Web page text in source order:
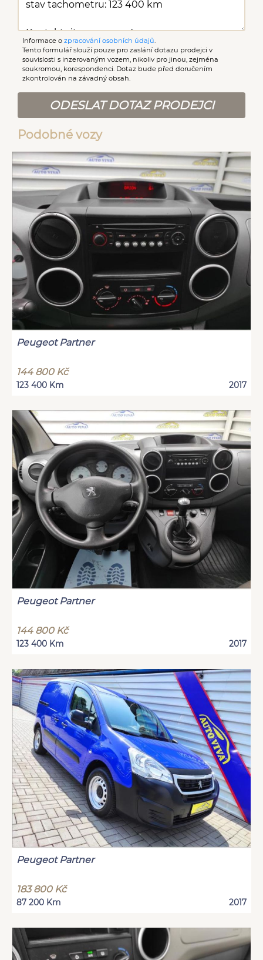
Informace o zpracování osobních údajů
Tento formulář slouží pouze pro zaslání dotazu prodejci v
souvislosti s inzerovaným vozem, nikoliv pro jinou, zejména
soukromou, korespondenci. Dotaz bude před doručením
zkontrolován na závadný obsah.
ODESLAT DOTAZ PRODEJCI
Podobné vozy
Peugeot Partner
144 800 Kč
123 400 Km 2017
Peugeot Partner
144 800 Kč
123 400 Km 2017
Peugeot Partner
183 800 Kč
87 200 Km 2017